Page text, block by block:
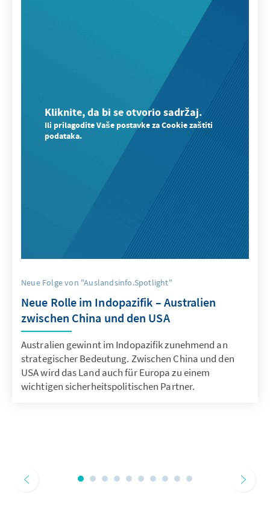
Kliknite, da bi se otvorio sadržaj.
Ili prilagodite Vaše postavke za Cookie zaštiti
podataka.
Neue Folge von "Auslandsinfo.Spotlight"
Neue Rolle im Indopazifik – Australien
zwischen China und den USA
Australien gewinnt im Indopazifik zunehmend an
strategischer Bedeutung. Zwischen China und den
USA wird das Land auch für Europa zu einem
wichtigen sicherheitspolitischen Partner.